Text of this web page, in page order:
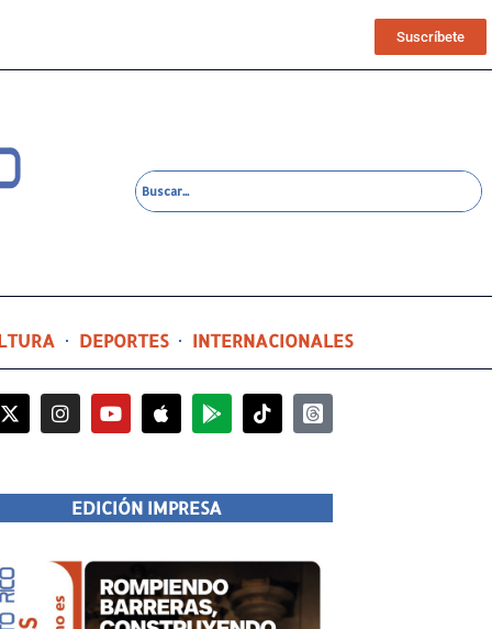
Suscríbete
DEPORTES INTERNACIONALES
EDICIÓN IMPRESA